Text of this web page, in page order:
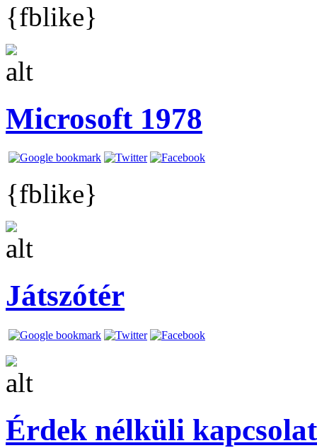
{fblike}
Microsoft 1978
{fblike}
Játszótér
Érdek nélküli kapcsolat